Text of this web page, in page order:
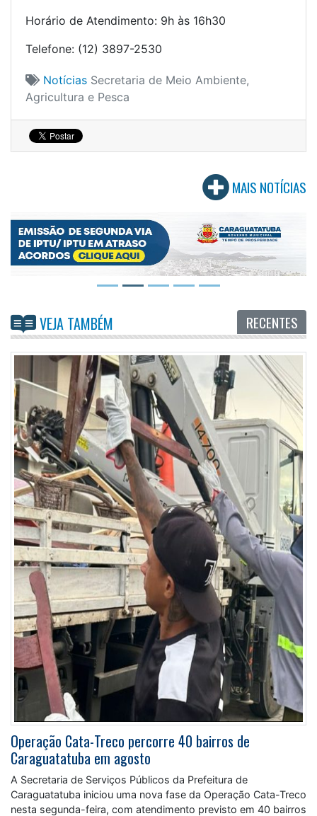
Horário de Atendimento: 9h às 16h30
Telefone: (12) 3897-2530
Notícias Secretaria de Meio Ambiente,
Agricultura e Pesca
MAIS NOTÍCIAS
VEJA TAMBÉM RECENTES
Operação Cata-Treco percorre 40 bairros de
Caraguatatuba em agosto
A Secretaria de Serviços Públicos da Prefeitura de
Caraguatatuba iniciou uma nova fase da Operação Cata-Treco
nesta segunda-feira, com atendimento previsto em 40 bairros